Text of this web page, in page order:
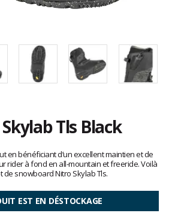
Tls Black
en bénéficiant d’un excellent maintien et de
rider à fond en all-mountain et freeride. Voilà
snowboard Nitro Skylab Tls.
EST EN DÉSTOCKAGE